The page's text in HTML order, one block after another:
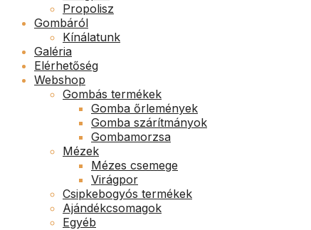
Propolisz
Gombáról
Kínálatunk
Galéria
Elérhetőség
Webshop
Gombás termékek
Gomba őrlemények
Gomba szárítmányok
Gombamorzsa
Mézek
Mézes csemege
Virágpor
Csipkebogyós termékek
Ajándékcsomagok
Egyéb